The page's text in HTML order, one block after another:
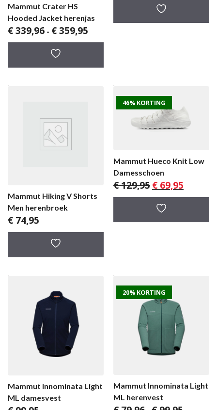
Mammut Crater HS
Hooded Jacket herenjas
€339,96 - €359,95
Mammut Hiking V Shorts
Men herenbroek
€ 74,95
46% KORTING
Mammut Hueco Knit Low
Damesschoen
€129,95 Oorspronkelijke
prijs
was:
€ 129,95.
€ 69,95
prijs
Mammut Innominata Light
ML damesvest
20% KORTING
Mammut Innominata Light
ML herenvest